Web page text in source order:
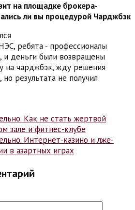
на площадке брокера-
ли вы процедурой Чарджбэк
ребята - профессионалы
и деньги были возвращены
на чарджбэк, жду решения
но результата не получил
Как не стать жертвой
зале и фитнес-клубе
Интернет-казино и лже-
в азартных играх